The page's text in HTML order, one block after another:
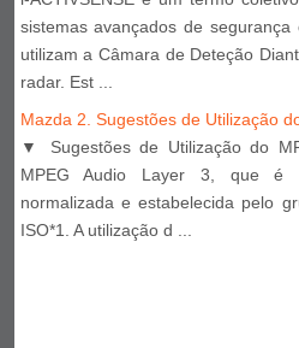
sistemas avançados de
utilizam a Câmara de Deteção
radar. Est ...
Mazda 2. Sugestões de Utilização
▼ Sugestões de Utilização do
MPEG Audio Layer 3, que é
normalizada e estabelecida pelo
ISO*1. A utilização d ...